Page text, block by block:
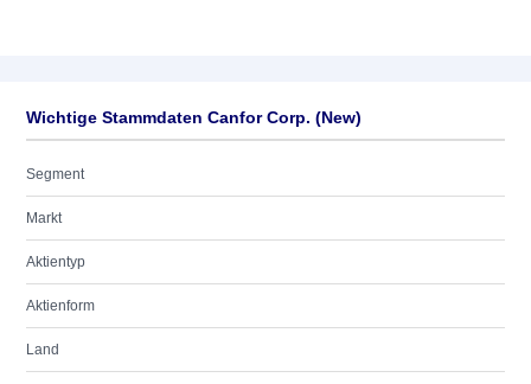
Wichtige Stammdaten Canfor Corp. (New)
Segment
Markt
Aktientyp
Aktienform
Land